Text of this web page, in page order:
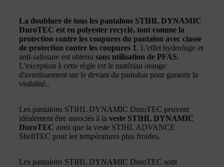
La doublure de tous les pantalons STIHL DYNAMIC
DuroTEC est en polyester recyclé, tout comme la
protection contre les coupures du pantalon avec classe
de protection contre les coupures 1. L'effet hydrofuge et
anti-salissure est obtenu sans utilisation de PFAS.
L'exception à cette règle est le matériau orange
d'avertissement sur le devant du pantalon pour garantir la
visibilité..
Les pantalons STIHL DYNAMIC DuroTEC peuvent
idéalement être associés à la veste STIHL DYNAMIC
DuroTEC ainsi que la veste STIHL ADVANCE
ShellTEC pour les températures plus froides.
Les pantalons STIHL DYNAMIC DuroTEC sont